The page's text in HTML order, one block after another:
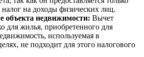
налог на доходы физических лиц.
объекта недвижимости: Вычет
для жилья, приобретенного для
используемая в
не подходит для этого налогового